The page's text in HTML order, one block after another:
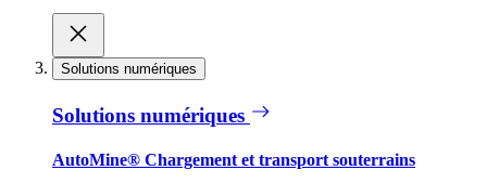
Solutions numériques
Solutions numériques
AutoMine® Chargement et transport souterrains